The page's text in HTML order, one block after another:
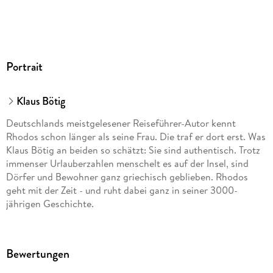
Von der quirligen Inselhauptstadt mit ihren zwei Gesichtern
Schmetterlinge tummeln, entdeckst du mit dem MARCO
POLO Reiseführer die gesamte Insel oder genau so viel, wie
du davon sehen willst. Ob antike Tempel, mittelalterliche
Bergdörfer oder moderne Strandpromenaden: Mit den
Insider-Tipps und Erlebnistouren auch abseits des Touristen-
Mainstreams wird dein Urlaub auf Rhodos garantiert zum
unvergesslichen Erlebnis!
Portrait
Klaus Bötig
Deutschlands meistgelesener Reiseführer-Autor kennt
Rhodos schon länger als seine Frau. Die traf er dort erst. Was
Klaus Bötig an beiden so schätzt: Sie sind authentisch. Trotz
immenser Urlauberzahlen menschelt es auf der Insel, sind
Dörfer und Bewohner ganz griechisch geblieben. Rhodos
geht mit der Zeit - und ruht dabei ganz in seiner 3000-
jährigen Geschichte.
Bewertungen